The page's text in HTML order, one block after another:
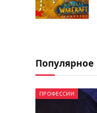
Популярное
ПРОФЕССИИ